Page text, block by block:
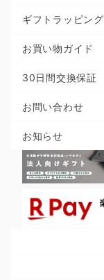
ギフトラッピング
お買い物ガイド
30日間交換保証
お問い合わせ
お知らせ